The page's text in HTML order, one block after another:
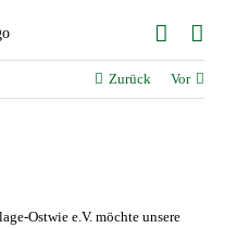
Zurück
Vor
Ostwie e.V. möchte unsere